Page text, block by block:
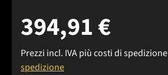
394,91 €
Prezzi incl. IVA più costi di spedizione
spedizione